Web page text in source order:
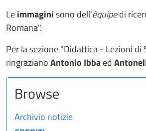
Leimmaginisono dell'équipedi
Romana".
Per la sezione "Didattica - Lezioni di
ringrazianoAntonio Ibbaed
Browse
Archivio notizie